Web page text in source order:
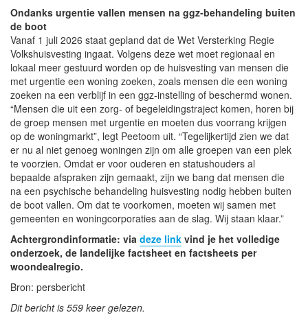
Ondanks urgentie vallen mensen na ggz-behandeling buiten
de boot
Vanaf 1 juli 2026 staat gepland dat de Wet Versterking Regie
Volkshuisvesting ingaat. Volgens deze wet moet regionaal en
lokaal meer gestuurd worden op de huisvesting van mensen die
met urgentie een woning zoeken, zoals mensen die een woning
zoeken na een verblijf in een ggz-instelling of beschermd wonen.
“Mensen die uit een zorg- of begeleidingstraject komen, horen bij
de groep mensen met urgentie en moeten dus voorrang krijgen
op de woningmarkt”, legt Peetoom uit. “Tegelijkertijd zien we dat
er nu al niet genoeg woningen zijn om alle groepen van een plek
te voorzien. Omdat er voor ouderen en statushouders al
bepaalde afspraken zijn gemaakt, zijn we bang dat mensen die
na een psychische behandeling huisvesting nodig hebben buiten
de boot vallen. Om dat te voorkomen, moeten wij samen met
gemeenten en woningcorporaties aan de slag. Wij staan klaar.”
Achtergrondinformatie: via deze link vind je het volledige
onderzoek, de landelijke factsheet en factsheets per
woondealregio.
Bron: persbericht
Dit bericht is 559 keer gelezen.